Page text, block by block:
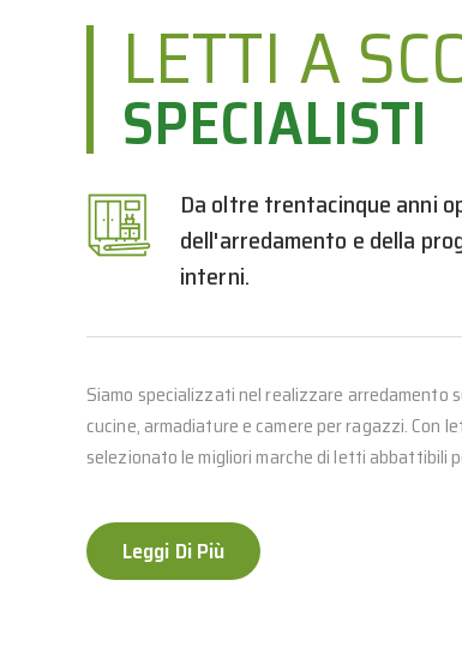
LETTI A
SPECIALISTI
Da oltre trentacinque anni
dell'arredamento e della
interni.
Siamo specializzati nel realizzare arredamento
cucine, armadiature e camere per ragazzi. Con
selezionato le migliori marche di letti abbattibili
Leggi Di Più